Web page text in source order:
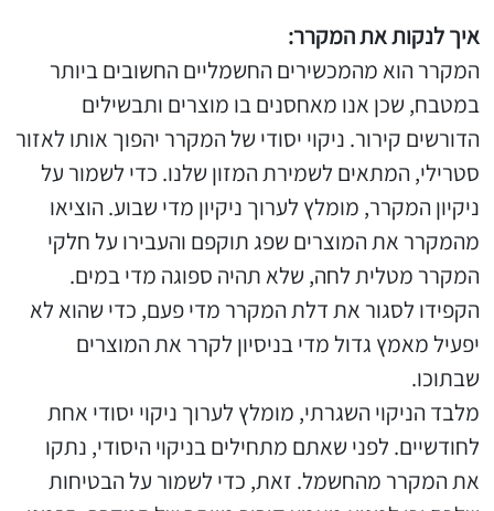
איך לנקות את המקרר:
המקרר הוא מהמכשירים החשמליים החשובים ביותר
במטבח, שכן אנו מאחסנים בו מוצרים ותבשילים
הדורשים קירור. ניקוי יסודי של המקרר יהפוך אותו לאזור
סטרילי, המתאים לשמירת המזון שלנו. כדי לשמור על
ניקיון המקרר, מומלץ לערוך ניקיון מדי שבוע. הוציאו
מהמקרר את המוצרים שפג תוקפם והעבירו על חלקי
המקרר מטלית לחה, שלא תהיה ספוגה מדי במים.
הקפידו לסגור את דלת המקרר מדי פעם, כדי שהוא לא
יפעיל מאמץ גדול מדי בניסיון לקרר את המוצרים
שבתוכו.
מלבד הניקוי השגרתי, מומלץ לערוך ניקוי יסודי אחת
לחודשיים. לפני שאתם מתחילים בניקוי היסודי, נתקו
את המקרר מהחשמל. זאת, כדי לשמור על הבטיחות